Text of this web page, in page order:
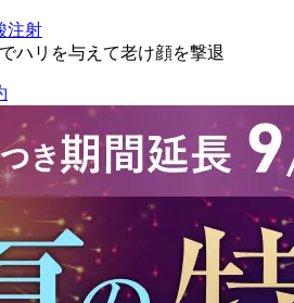
注射
ハリを与えて老け顔を撃退